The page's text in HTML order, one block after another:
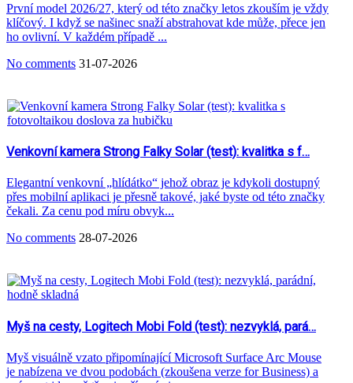
První model 2026/27, který od této značky letos zkouším je vždy
klíčový. I když se našinec snaží abstrahovat kde může, přece jen
ho ovlivní. V každém případě ...
No comments 31-07-2026
Venkovní kamera Strong Falky Solar (test): kvalitka s f…
Elegantní venkovní „hlídátko“ jehož obraz je kdykoli dostupný
přes mobilní aplikaci je přesně takové, jaké byste od této značky
čekali. Za cenu pod míru obvyk...
No comments 28-07-2026
Myš na cesty, Logitech Mobi Fold (test): nezvyklá, pará…
Myš visuálně vzato připomínající Microsoft Surface Arc Mouse
je nabízena ve dvou podobách (zkoušena verze for Business) a